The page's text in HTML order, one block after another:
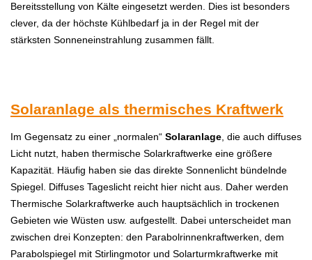
Bereitsstellung von Kälte eingesetzt werden. Dies ist besonders
clever, da der höchste Kühlbedarf ja in der Regel mit der
stärksten Sonneneinstrahlung zusammen fällt.
Solaranlage als thermisches Kraftwerk
Im Gegensatz zu einer „normalen“ Solaranlage , die auch diffuses
Licht nutzt, haben thermische Solarkraftwerke eine größere
Kapazität. Häufig haben sie das direkte Sonnenlicht bündelnde
Spiegel. Diffuses Tageslicht reicht hier nicht aus. Daher werden
Thermische Solarkraftwerke auch hauptsächlich in trockenen
Gebieten wie Wüsten usw. aufgestellt. Dabei unterscheidet man
zwischen drei Konzepten: den Parabolrinnenkraftwerken, dem
Parabolspiegel mit Stirlingmotor und Solarturmkraftwerke mit